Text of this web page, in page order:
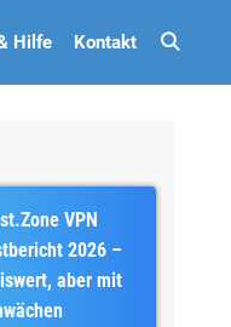
Hilfe Kontakt
VPN
2026 –
aber mit